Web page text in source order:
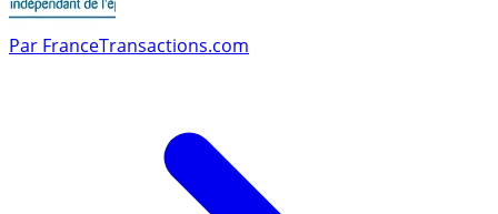
Par FranceTransactions.com